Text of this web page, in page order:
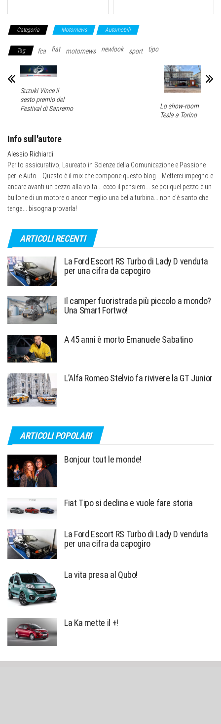
Categoria Motornews Automobili
Tag fca fiat motornews newlook sport tipo
Suzuki Vince il
sesto premio del
Festival di Sanremo
Lo show-room
Tesla a Torino
Info sull'autore
Alessio Richiardi
Perito assicurativo, Laureato in Scienze della Comunicazione e Passione
per le Auto .. Questo è il mix che compone questo blog... Metterci impegno e
andare avanti un pezzo alla volta... ecco il pensiero... se poi quel pezzo è un
bullone di un motore o ancor meglio una bella turbina... non c’è santo che
tenga... bisogna provarla!
ARTICOLI RECENTI
La Ford Escort RS Turbo di Lady D venduta
per una cifra da capogiro
Il camper fuoristrada più piccolo a mondo?
Una Smart Fortwo!
A 45 anni è morto Emanuele Sabatino
L’Alfa Romeo Stelvio fa rivivere la GT Junior
ARTICOLI POPOLARI
Bonjour tout le monde!
Fiat Tipo si declina e vuole fare storia
La Ford Escort RS Turbo di Lady D venduta
per una cifra da capogiro
La vita presa al Qubo!
La Ka mette il +!